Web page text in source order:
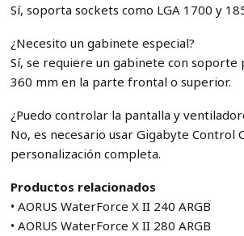
Sí, soporta sockets como LGA 1700 y
¿Necesito un gabinete especial?
Sí, se requiere un gabinete con soporte
360 mm en la parte frontal o superior.
¿Puedo controlar la pantalla y
No, es necesario usar Gigabyte Control
personalización completa.
Productos relacionados
• AORUS WaterForce X II 240 ARGB
• AORUS WaterForce X II 280 ARGB